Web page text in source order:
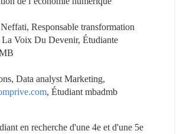
Responsable transformation
Voix Du Devenir, Étudiante
, Étudiant mbadmb
en recherche d'une 4e et d'une 5e